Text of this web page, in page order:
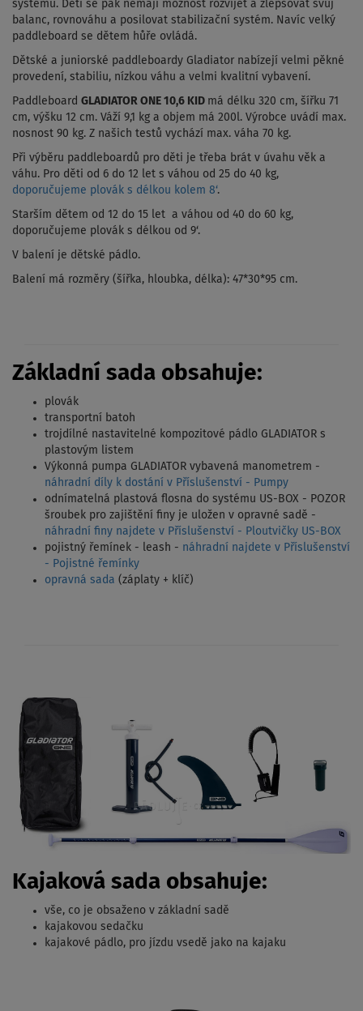
systému. Děti se pak nemají možnost rozvíjet a zlepšovat svůj
balanc, rovnováhu a posilovat stabilizační systém. Navíc velký
paddleboard se dětem hůře ovládá.
Dětské a juniorské paddleboardy Gladiator nabízejí velmi pěkné
provedení, stabiliu, nízkou váhu a velmi kvalitní vybavení.
Paddleboard GLADIATOR ONE 10,6 KID má délku 320 cm, šířku 71
cm, výšku 12 cm. Váží 9,1 kg a objem má 200l. Výrobce uvádí max.
nosnost 90 kg. Z našich testů vychází max. váha 70 kg.
Při výběru paddleboardů pro děti je třeba brát v úvahu věk a
váhu. Pro děti od 6 do 12 let s váhou od 25 do 40 kg,
doporučujeme plovák s délkou kolem 8‘.
Starším dětem od 12 do 15 let a váhou od 40 do 60 kg,
doporučujeme plovák s délkou od 9‘.
V balení je dětské pádlo.
Balení má rozměry (šířka, hloubka, délka): 47*30*95 cm.
Základní sada obsahuje:
plovák
transportní batoh
trojdílné nastavitelné kompozitové pádlo GLADIATOR s
plastovým listem
Výkonná pumpa GLADIATOR vybavená manometrem -
náhradní díly k dostání v Příslušenství - Pumpy
odnímatelná plastová flosna do systému US-BOX - POZOR
šroubek pro zajištění finy je uložen v opravné sadě -
náhradní finy najdete v Příslušenství - Ploutvičky US-BOX
pojistný řemínek - leash - náhradní najdete v Příslušenství
- Pojistné řemínky
opravná sada (záplaty + klíč)
Kajaková sada obsahuje:
vše, co je obsaženo v základní sadě
kajakovou sedačku
kajakové pádlo, pro jízdu vsedě jako na kajaku